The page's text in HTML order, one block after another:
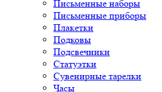
Письменные наборы
Письменные приборы
Плакетки
Подковы
Подсвечники
Статуэтки
Сувенирные тарелки
Часы